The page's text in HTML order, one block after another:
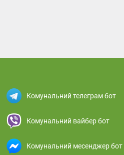
Комунальний телеграм бот
Комунальний вайбер бот
Комунальний месенджер бот